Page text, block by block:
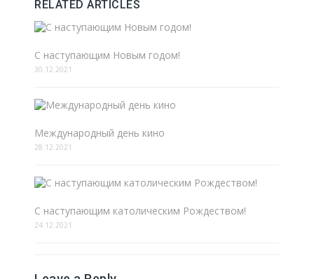
RELATED ARTICLES
С наступающим Новым годом!
30.12.2021
Международный день кино
28.12.2021
С наступающим католическим Рождеством!
24.12.2021